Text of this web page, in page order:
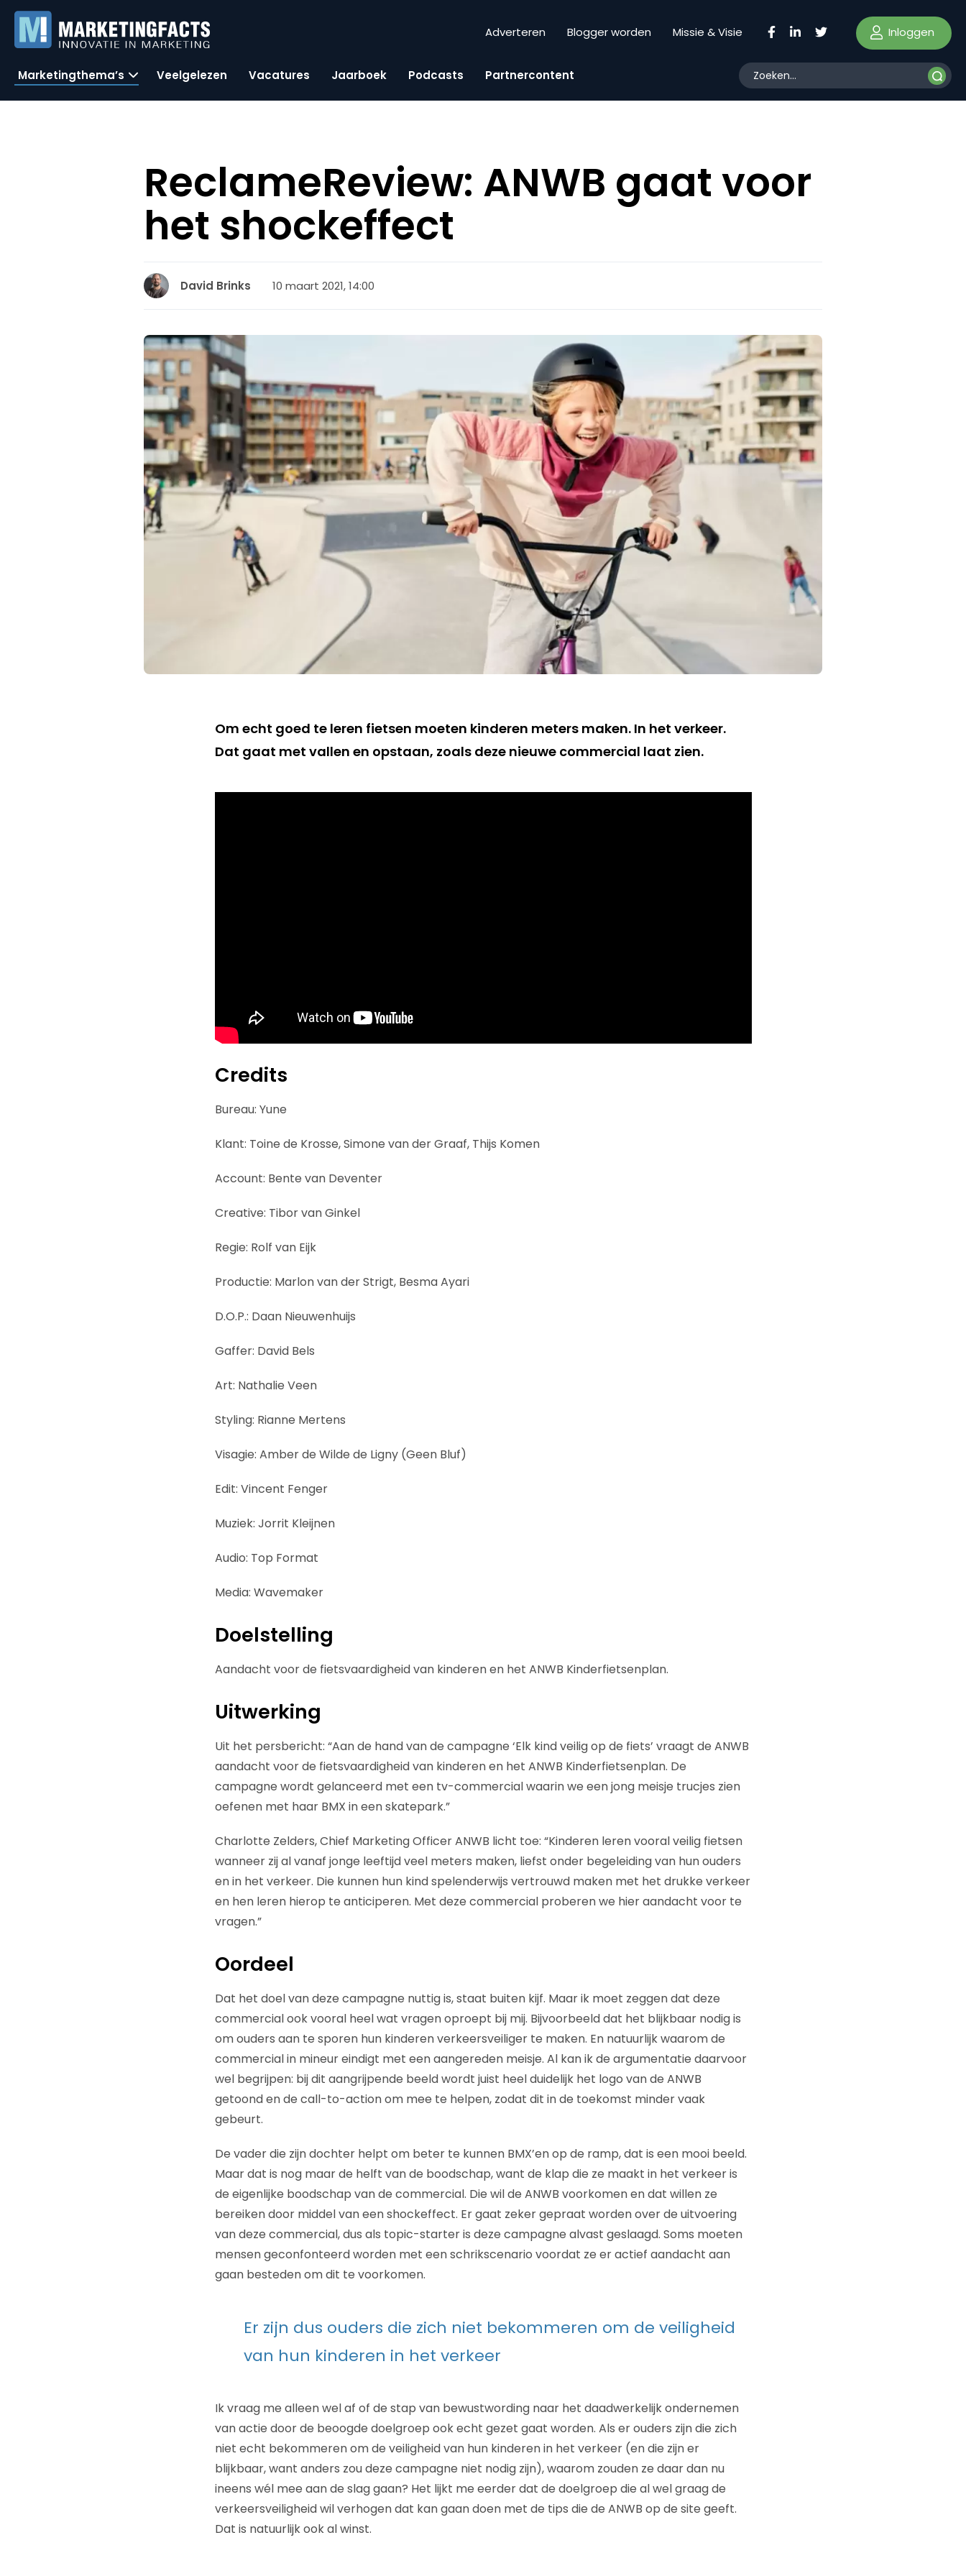
Adverteren Blogger worden Missie & Visie Inloggen
Marketingthema’s Veelgelezen Vacatures Jaarboek Podcasts Partnercontent
ReclameReview: ANWB gaat voor
het shockeffect
David Brinks 10 maart 2021, 14:00
Om echt goed te leren fietsen moeten kinderen meters maken. In het verkeer.
Dat gaat met vallen en opstaan, zoals deze nieuwe commercial laat zien.
Credits
Bureau: Yune
Klant: Toine de Krosse, Simone van der Graaf, Thijs Komen
Account: Bente van Deventer
Creative: Tibor van Ginkel
Regie: Rolf van Eijk
Productie: Marlon van der Strigt, Besma Ayari
D.O.P.: Daan Nieuwenhuijs
Gaffer: David Bels
Art: Nathalie Veen
Styling: Rianne Mertens
Visagie: Amber de Wilde de Ligny (Geen Bluf)
Edit: Vincent Fenger
Muziek: Jorrit Kleijnen
Audio: Top Format
Media: Wavemaker
Doelstelling
Aandacht voor de fietsvaardigheid van kinderen en het ANWB Kinderfietsenplan.
Uitwerking
Uit het persbericht: “Aan de hand van de campagne ‘Elk kind veilig op de fiets’ vraagt de ANWB
aandacht voor de fietsvaardigheid van kinderen en het ANWB Kinderfietsenplan. De
campagne wordt gelanceerd met een tv-commercial waarin we een jong meisje trucjes zien
oefenen met haar BMX in een skatepark.”
Charlotte Zelders, Chief Marketing Officer ANWB licht toe: “Kinderen leren vooral veilig fietsen
wanneer zij al vanaf jonge leeftijd veel meters maken, liefst onder begeleiding van hun ouders
en in het verkeer. Die kunnen hun kind spelenderwijs vertrouwd maken met het drukke verkeer
en hen leren hierop te anticiperen. Met deze commercial proberen we hier aandacht voor te
vragen.”
Oordeel
Dat het doel van deze campagne nuttig is, staat buiten kijf. Maar ik moet zeggen dat deze
commercial ook vooral heel wat vragen oproept bij mij. Bijvoorbeeld dat het blijkbaar nodig is
om ouders aan te sporen hun kinderen verkeersveiliger te maken. En natuurlijk waarom de
commercial in mineur eindigt met een aangereden meisje. Al kan ik de argumentatie daarvoor
wel begrijpen: bij dit aangrijpende beeld wordt juist heel duidelijk het logo van de ANWB
getoond en de call-to-action om mee te helpen, zodat dit in de toekomst minder vaak
gebeurt.
De vader die zijn dochter helpt om beter te kunnen BMX’en op de ramp, dat is een mooi beeld.
Maar dat is nog maar de helft van de boodschap, want de klap die ze maakt in het verkeer is
de eigenlijke boodschap van de commercial. Die wil de ANWB voorkomen en dat willen ze
bereiken door middel van een shockeffect. Er gaat zeker gepraat worden over de uitvoering
van deze commercial, dus als topic-starter is deze campagne alvast geslaagd. Soms moeten
mensen geconfonteerd worden met een schrikscenario voordat ze er actief aandacht aan
gaan besteden om dit te voorkomen.
Er zijn dus ouders die zich niet bekommeren om de veiligheid
van hun kinderen in het verkeer
Ik vraag me alleen wel af of de stap van bewustwording naar het daadwerkelijk ondernemen
van actie door de beoogde doelgroep ook echt gezet gaat worden. Als er ouders zijn die zich
niet echt bekommeren om de veiligheid van hun kinderen in het verkeer (en die zijn er
blijkbaar, want anders zou deze campagne niet nodig zijn), waarom zouden ze daar dan nu
ineens wél mee aan de slag gaan? Het lijkt me eerder dat de doelgroep die al wel graag de
verkeersveiligheid wil verhogen dat kan gaan doen met de tips die de ANWB op de site geeft.
Dat is natuurlijk ook al winst.